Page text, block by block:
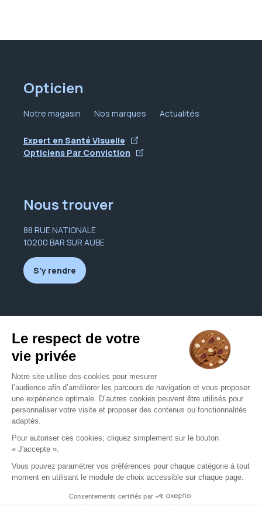
Opticien
Notre magasin Nos marques Actualités
Expert en Santé Visuelle
Opticiens Par Conviction
Nous trouver
88 RUE NATIONALE
10200 BAR SUR AUBE
S'y rendre
Nous contacter
lnpp10@yahoo.fr
Nous contacter
Mentions légales
CGU
Politique de confidentialité